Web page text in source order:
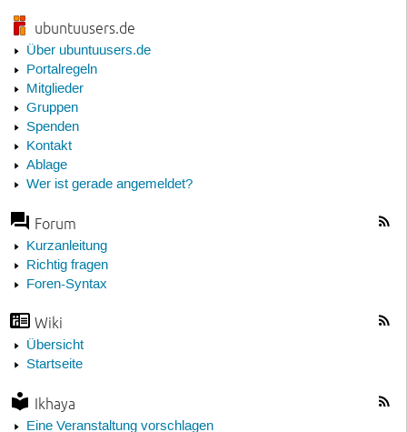
ubuntuusers.de
Über ubuntuusers.de
Portalregeln
Mitglieder
Gruppen
Spenden
Kontakt
Ablage
Wer ist gerade angemeldet?
Forum
Kurzanleitung
Richtig fragen
Foren-Syntax
Wiki
Übersicht
Startseite
Ikhaya
Eine Veranstaltung vorschlagen